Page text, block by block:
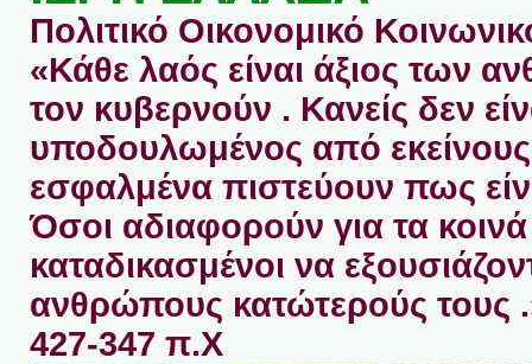
Πολιτικό Οικονομικό
«Κάθε λαός είναι άξιος των
τον κυβερνούν . Κανείς δεν
υποδουλωμένος από
εσφαλμένα πιστεύουν πως
Όσοι αδιαφορούν για τα κοινά
καταδικασμένοι να
ανθρώπους κατώτερούς τους
427-347 π.Χ